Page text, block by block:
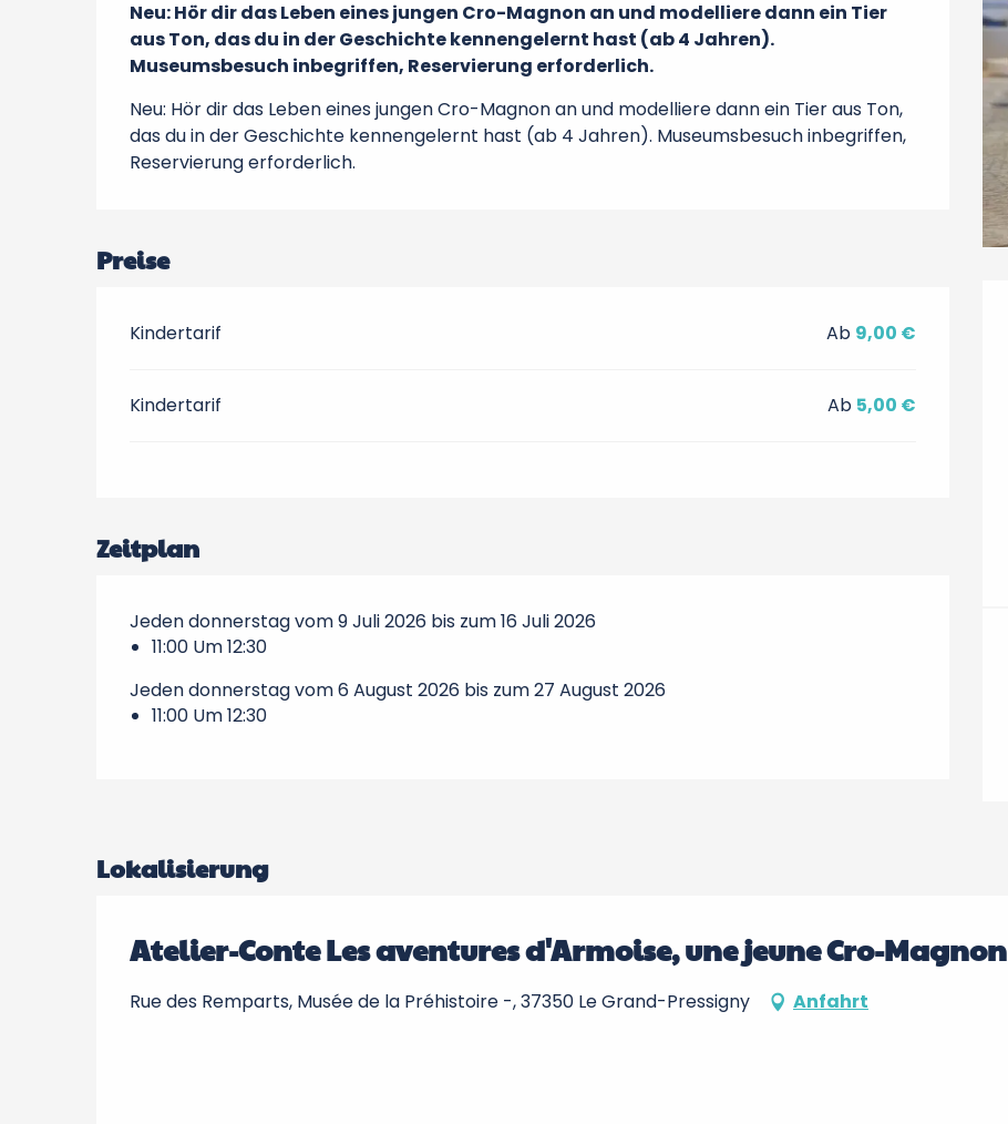
Neu: Hör dir das Leben eines jungen Cro-Magnon an und modelliere dann ein Tier
aus Ton, das du in der Geschichte kennengelernt hast (ab 4 Jahren).
Museumsbesuch inbegriffen, Reservierung erforderlich.
Neu: Hör dir das Leben eines jungen Cro-Magnon an und modelliere dann ein Tier aus Ton,
das du in der Geschichte kennengelernt hast (ab 4 Jahren). Museumsbesuch inbegriffen,
Reservierung erforderlich.
Preise
Kindertarif Ab 9,00 €
Kindertarif Ab 5,00 €
Zeitplan
Jeden donnerstag vom 9 Juli 2026 bis zum 16 Juli 2026
11:00 Um 12:30
Jeden donnerstag vom 6 August 2026 bis zum 27 August 2026
11:00 Um 12:30
Lokalisierung
Atelier-Conte Les aventures d'Armoise, une jeune Cro-Magnon
Rue des Remparts, Musée de la Préhistoire -, 37350 Le Grand-Pressigny Anfahrt